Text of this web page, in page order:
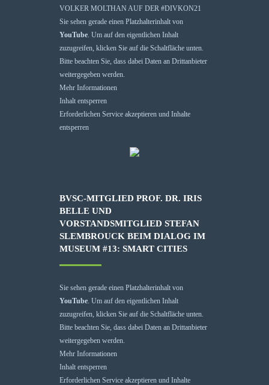
VOLKER MOLTHAN AUF DER #DIVKON21
Sie sehen gerade einen Platzhalterinhalt von
YouTube. Um auf den eigentlichen Inhalt
zuzugreifen, klicken Sie auf die Schaltfläche unten.
Bitte beachten Sie, dass dabei Daten an Drittanbieter
weitergegeben werden.
Mehr Informationen
Inhalt entsperren
Erforderlichen Service akzeptieren und Inhalte
entsperren
BVSC-MITGLIED PROF. DR. IRIS
BELLE UND
VORSTANDSMITGLIED STEFAN
SLEMBROUCK BEIM DIALOG IM
MUSEUM #13: SMART CITIES
Sie sehen gerade einen Platzhalterinhalt von
YouTube. Um auf den eigentlichen Inhalt
zuzugreifen, klicken Sie auf die Schaltfläche unten.
Bitte beachten Sie, dass dabei Daten an Drittanbieter
weitergegeben werden.
Mehr Informationen
Inhalt entsperren
Erforderlichen Service akzeptieren und Inhalte